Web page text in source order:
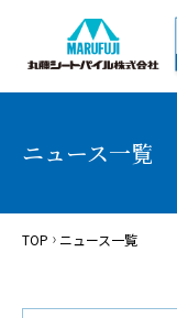
ニュース一覧
TOP ニュース一覧